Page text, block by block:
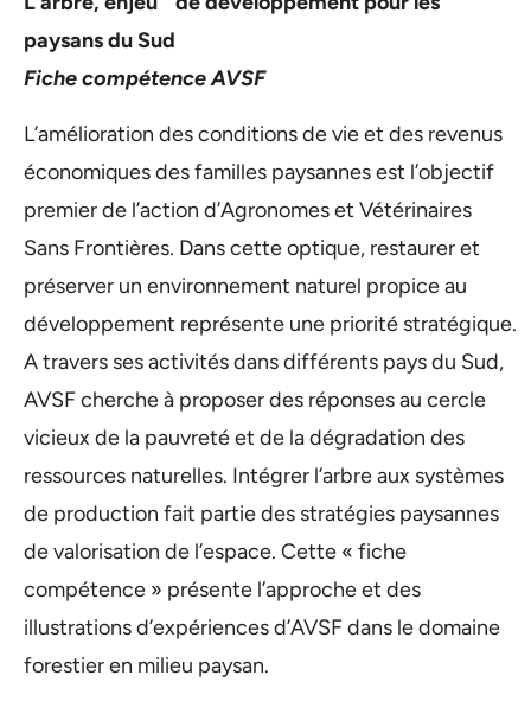
paysans du Sud
Fiche compétence AVSF
L’amélioration des conditions de vie et des revenus
économiques des familles paysannes est l’objectif
premier de l’action d’Agronomes et Vétérinaires
Sans Frontières. Dans cette optique, restaurer et
préserver un environnement naturel propice au
développement représente une priorité stratégique.
A travers ses activités dans différents pays du Sud,
AVSF cherche à proposer des réponses au cercle
vicieux de la pauvreté et de la dégradation des
ressources naturelles. Intégrer l’arbre aux systèmes
de production fait partie des stratégies paysannes
de valorisation de l’espace. Cette « fiche
compétence » présente l’approche et des
illustrations d’expériences d’AVSF dans le domaine
forestier en milieu paysan.